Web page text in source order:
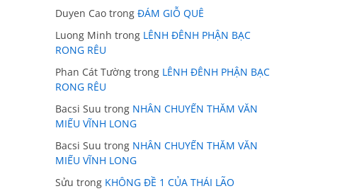
Duyen Cao trong ĐÁM GIỖ QUÊ
Luong Minh trong LÊNH ĐÊNH PHẬN BẠC
RONG RÊU
Phan Cát Tường trong LÊNH ĐÊNH PHẬN BẠC
RONG RÊU
Bacsi Suu trong NHÂN CHUYẾN THĂM VĂN
MIẾU VĨNH LONG
Bacsi Suu trong NHÂN CHUYẾN THĂM VĂN
MIẾU VĨNH LONG
Sửu trong KHÔNG ĐỀ 1 CỦA THÁI LÃO